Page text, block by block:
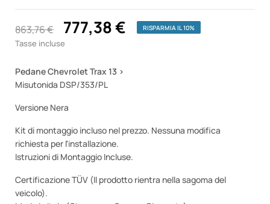
863,76 € 777,38 € RISPARMIA IL 10%
Tasse incluse
Pedane Chevrolet Trax 13 >
Misutonida DSP/353/PL
Versione Nera
Kit di montaggio incluso nel prezzo. Nessuna modifica
richiesta per l'installazione.
Istruzioni di Montaggio Incluse.
Certificazione TÜV (Il prodotto rientra nella sagoma del
veicolo).